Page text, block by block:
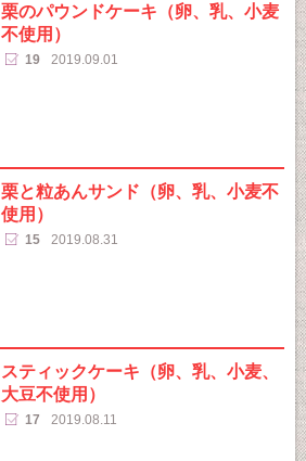
栗のパウンドケーキ（卵、乳、小麦
不使用）
19 2019.09.01
栗と粒あんサンド（卵、乳、小麦不
使用）
15 2019.08.31
スティックケーキ（卵、乳、小麦、
大豆不使用）
17 2019.08.11